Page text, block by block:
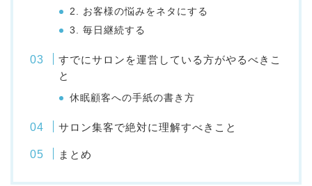
2. お客様の悩みをネタにする
3. 毎日継続する
すでにサロンを運営している方がやるべきこ
と
休眠顧客への手紙の書き方
サロン集客で絶対に理解すべきこと
まとめ